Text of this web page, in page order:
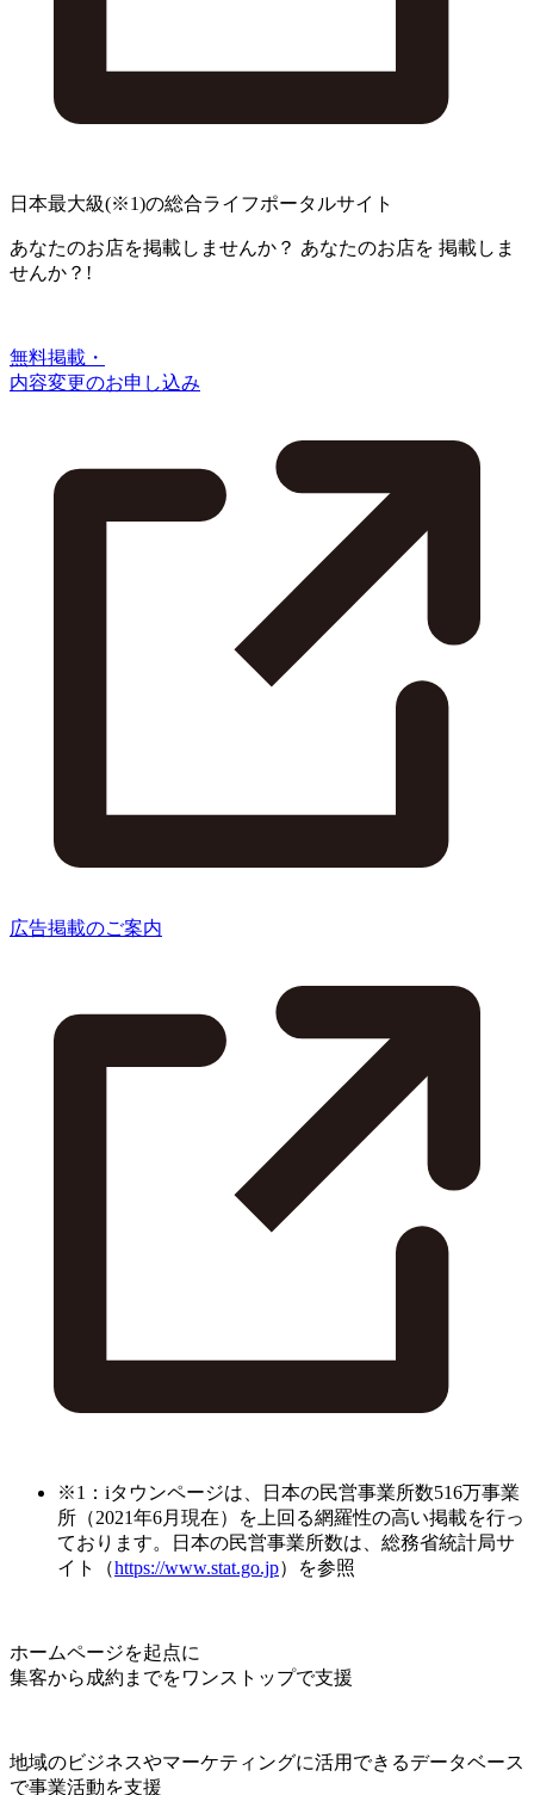
日本最大級(※1)の総合ライフポータルサイト
あなたのお店を掲載しませんか？ あなたのお店を 掲載しま
せんか？!
無料掲載・
内容変更のお申し込み
広告掲載のご案内
※1：iタウンページは、日本の民営事業所数516万事業
所（2021年6月現在）を上回る網羅性の高い掲載を行っ
ております。日本の民営事業所数は、総務省統計局サ
イト（https://www.stat.go.jp）を参照
ホームページを起点に
集客から成約までをワンストップで支援
地域のビジネスやマーケティングに活用できるデータベース
で事業活動を支援